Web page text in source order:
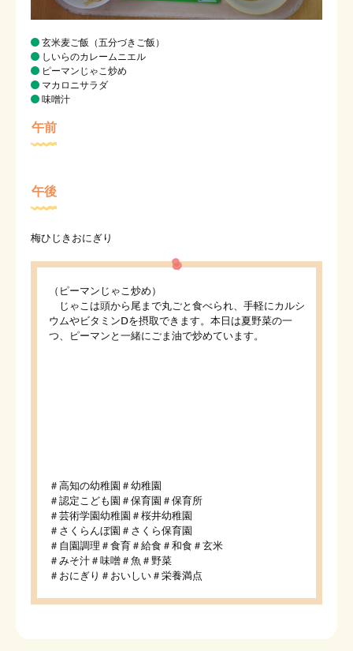
玄米麦ご飯（五分づきご飯）
しいらのカレームニエル
ピーマンじゃこ炒め
マカロニサラダ
味噌汁
午前
午後
梅ひじきおにぎり
（ピーマンじゃこ炒め）
じゃこは頭から尾まで丸ごと食べられ、手軽にカルシ
ウムやビタミンⅮを摂取できます。本日は夏野菜の一
つ、ピーマンと一緒にごま油で炒めています。
＃高知の幼稚園＃幼稚園
＃認定こども園＃保育園＃保育所
＃芸術学園幼稚園＃桜井幼稚園
＃さくらんぼ園＃さくら保育園
＃自園調理＃食育＃給食＃和食＃玄米
＃みそ汁＃味噌＃魚＃野菜
＃おにぎり＃おいしい＃栄養満点